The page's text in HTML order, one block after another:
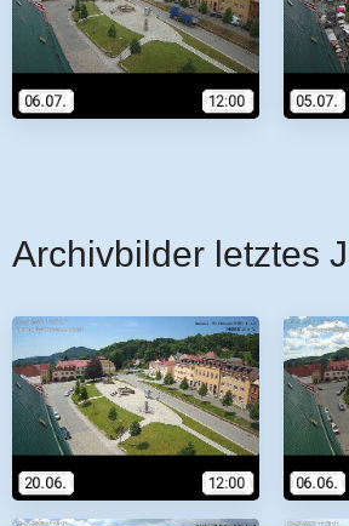
Archivbilder letztes